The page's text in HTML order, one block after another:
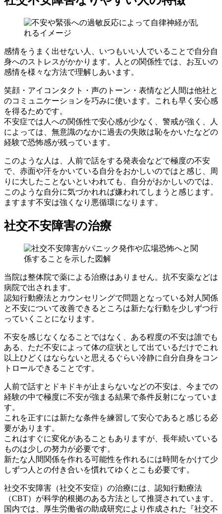
感情をうまく出せない人、いつもいい人でいることで自分自
身へのストレスがかかります。人との関係性では、お互いの
感情を様々な方法で理解しあいます。
笑顔・アイコンタクト・声のトーン・表情など人間は他社と
のコミュニケーションを巧みに使います。これも早く安心感
を得るためです。
不安症では人への関係性で安心感が少なく、警戒が強く、人
によっては、無意識のなかに過去の失敗は恥をかいたなどの
経験で恐怖感が残っています。
このような人は、人前で話をする発表会などで極度の不安
で、赤面や汗をかいている自分をおかしいのではと感じ、周
りに大したことないといわれても、
自分がおかしいのでは、
このような自分に気づかれれば嫌われてしまうと感じます。
ますます不安は強くなり悪循環になります。
社交不安障害の治療
当院は整体院で薬による治療はありません。抗不安薬などは
病院で出されます。
認知行動療法とカウンセリングで問題となっている対人関係
と不安について改善できるところは新たな行動を少しずつ行
っていくことになります。
不安を感じなくなることではなく、ある程度の不安は誰でも
ある、ただ不安によって体の症状として出ているだけでこれ
以上ひどくはならないと思えるぐらい冷静に自分自身をコン
トロールできることです。
人前で話すとドキドキが止まらないなどの不安は、今までの
経験の中で極度に不安が強まる結果で条件反射になっていま
す。
これを正すには新たな条件を練習して安心であると感じる必
要があります。
これはすぐに変化があることもありますが、長年続いている
ものは少しの努力が必要です。
新たな人間関係を作れる可能性を作れるには時間をかけて少
しずつ人との付き合いを慣れてゆくとこも必要です。
社交不安障害（社交不安症）の治療には、認知行動療法
（CBT）が科学的根拠のある方法として推奨されています。
国内では、厚生労働省の助成研究により作成された『社交不